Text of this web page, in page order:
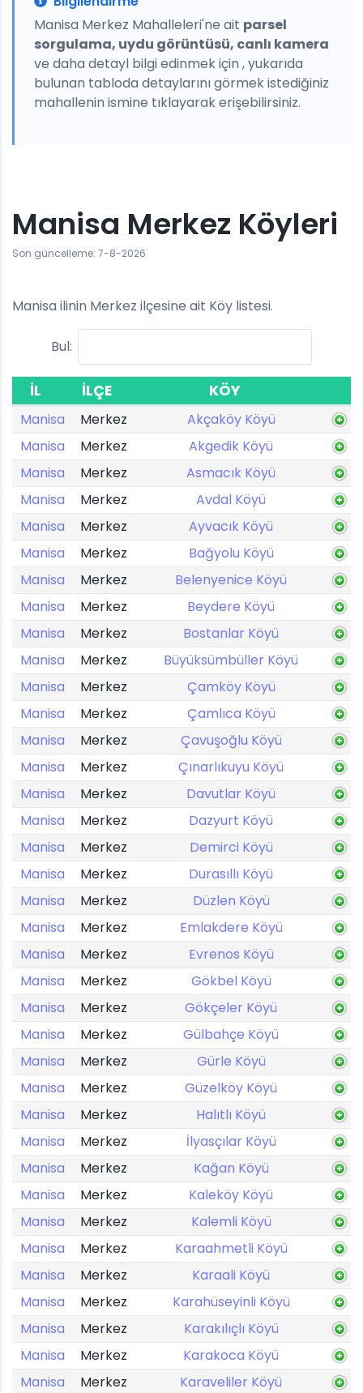
Manisa Merkez Mahalleleri'ne ait parsel
sorgulama, uydu görüntüsü, canlı kamera
ve daha detayl bilgi edinmek için , yukarıda
bulunan tabloda detaylarını görmek istediğiniz
mahallenin ismine tıklayarak erişebilirsiniz.
Manisa Merkez Köyleri
Son güncelleme: 7-8-2026
Manisa ilinin Merkez ilçesine ait Köy listesi.
Bul:
İL İLÇE KÖY
Manisa Merkez
Akçaköy Köyü
Manisa
Merkez
Akgedik Köyü
Manisa
Merkez
Asmacık Köyü
Manisa
Merkez
Avdal Köyü
Manisa
Merkez
Ayvacık Köyü
Manisa
Merkez
Bağyolu Köyü
Manisa
Merkez
Belenyenice Köyü
Manisa
Merkez
Beydere Köyü
Manisa
Merkez
Bostanlar Köyü
Manisa
Merkez
Büyüksümbüller Köyü
Manisa
Merkez
Çamköy Köyü
Manisa
Merkez
Çamlıca Köyü
Manisa
Merkez
Çavuşoğlu Köyü
Manisa
Merkez
Çınarlıkuyu Köyü
Manisa
Merkez
Davutlar Köyü
Manisa
Merkez
Dazyurt Köyü
Manisa
Merkez
Demirci Köyü
Manisa
Merkez
Durasıllı Köyü
Manisa
Merkez
Düzlen Köyü
Manisa
Merkez
Emlakdere Köyü
Manisa
Merkez
Evrenos Köyü
Manisa
Merkez
Gökbel Köyü
Manisa
Merkez
Gökçeler Köyü
Manisa
Merkez
Gülbahçe Köyü
Manisa
Merkez
Gürle Köyü
Manisa
Merkez
Güzelköy Köyü
Manisa
Merkez
Halıtlı Köyü
Manisa
Merkez
İlyasçılar Köyü
Manisa
Merkez
Kağan Köyü
Manisa
Merkez
Kaleköy Köyü
Manisa
Merkez
Kalemli Köyü
Manisa
Merkez
Karaahmetli Köyü
Manisa
Merkez
Karaali Köyü
Manisa
Merkez
Karahüseyinli Köyü
Manisa
Merkez
Karakılıçlı Köyü
Manisa
Merkez
Karakoca Köyü
Manisa
Merkez
Karaveliler Köyü